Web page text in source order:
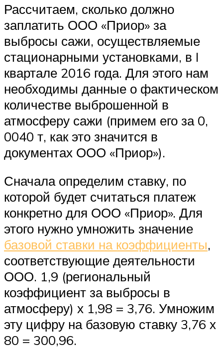
Рассчитаем, сколько должно
заплатить ООО «Приор» за
выбросы сажи, осуществляемые
стационарными установками, в I
квартале 2016 года. Для этого нам
необходимы данные о фактическом
количестве выброшенной в
атмосферу сажи (примем его за 0,
0040 т, как это значится в
документах ООО «Приор»).
Сначала определим ставку, по
которой будет считаться платеж
конкретно для ООО «Приор». Для
этого нужно умножить значение
базовой ставки на коэффициенты,
соответствующие деятельности
ООО. 1,9 (региональный
коэффициент за выбросы в
атмосферу) х 1,98 = 3,76. Умножим
эту цифру на базовую ставку 3,76 х
80 = 300,96.